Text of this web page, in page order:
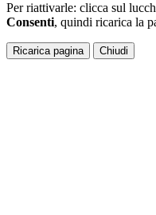
Per riattivarle: clicca sul
Consenti, quindi ricarica la
Ricarica pagina Chiudi